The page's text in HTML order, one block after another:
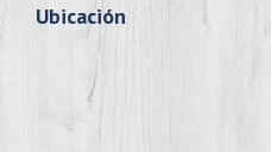
Ubicación